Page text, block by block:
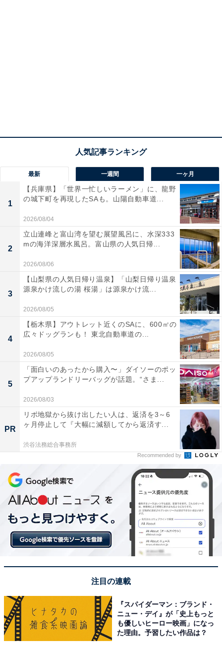
最新 一週間 一ヶ月
1
【兵庫県】「世界一忙しいラーメン」に、龍野
の城下町を再現したSAも。山陽自動車道...
2026/08/04
2
立山連峰と富山湾を望む展望風呂に、水深333
mの海洋深層水風呂。富山県の人気日帰...
2026/08/06
3
【山梨県の人気日帰り温泉】「山梨日帰り温泉
源泉かけ流しの湯 桜湯」は源泉かけ流...
2026/08/05
4
【栃木県】アウトレット近くのSAに、600㎡の
広々ドッグランも！ 東北自動車道の...
2026/08/05
5
「面白いのあったから購入〜」ダイソーのポッ
プアップランドリーバッグが話題。“さま...
2026/08/03
PR
リボ地獄から抜け出したい人は、返済を3～6
ヶ月停止して『大幅に減額してから返済す...
渋谷法務総合事務所
Recommended by
注目の連載
『スパイダーマン：ブランド・
ニュー・デイ』が「史上もっと
も優しいヒーロー映画」になっ
た理由。予習したい作品は？